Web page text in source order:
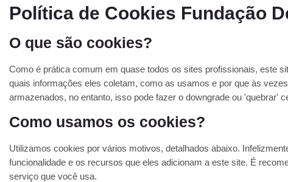
Política de Cookies Fundação
O que são cookies?
Como é prática comum em quase todos os sites profissionais, este
quais informações eles coletam, como as usamos e por que às
armazenados, no entanto, isso pode fazer o downgrade ou 'quebrar'
Como usamos os cookies?
Utilizamos cookies por vários motivos, detalhados abaixo.
funcionalidade e os recursos que eles adicionam a este site. É
serviço que você usa.